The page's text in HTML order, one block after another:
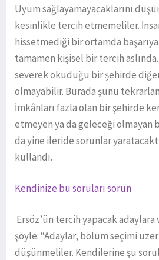
Uyum sağlayamayacaklarını
kesinlikle tercih etmemeliler.
hissetmediği bir ortamda
tamamen kişisel bir tercih
severek okuduğu bir şehirde
olmayabilir. Burada şunu
İmkânları fazla olan bir şehirde
etmeyen ya da geleceği
da yine ileride sorunlar
kullandı.
Kendinize bu soruları sorun
Ersöz’ün tercih yapacak
şöyle: “Adaylar, bölüm seçimi
düşünmeliler. Kendilerine şu